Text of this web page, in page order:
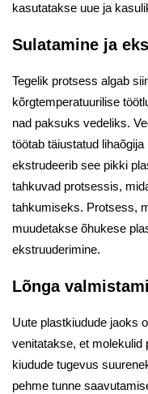
kasutatakse uue ja
Sulatamine ja
Tegelik protsess algab
kõrgtemperatuurilise
nad paksuks vedeliks.
töötab täiustatud
ekstrudeerib see pikki
tahkuvad protsessis,
tahkumiseks. Protsess,
muudetakse õhukese
ekstruuderimine.
Lõnga
Uute plastkiudude jaoks
venitatakse, et molekulid
kiudude tugevus
pehme tunne